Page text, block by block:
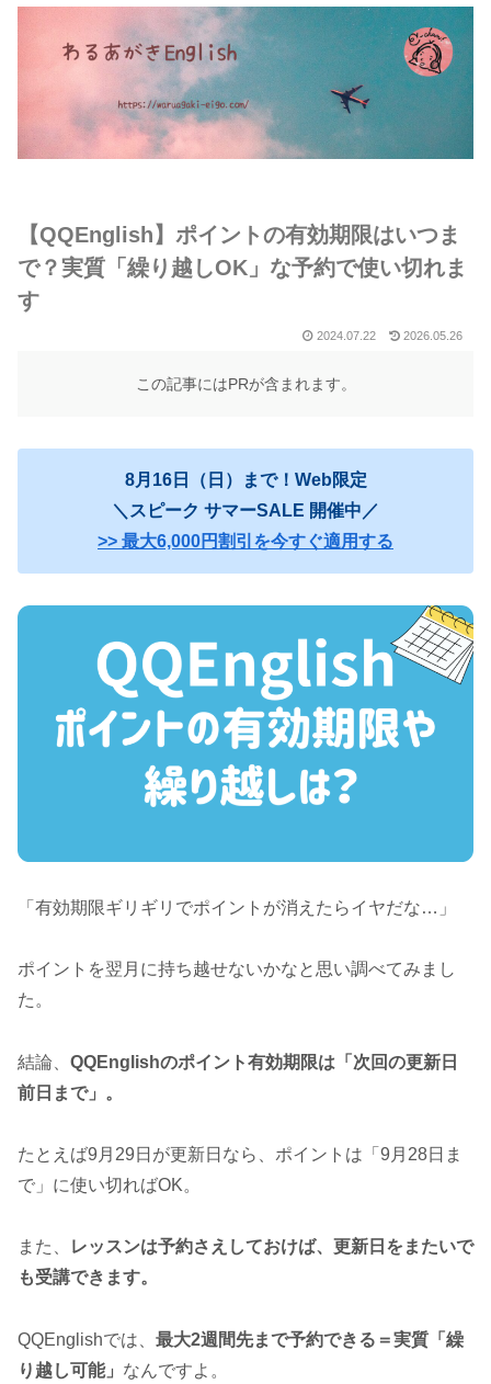
【QQEnglish】ポイントの有効期限はいつま
で？実質「繰り越しOK」な予約で使い切れま
す
2024.07.22 2026.05.26
この記事にはPRが含まれます。
8月16日（日）まで！Web限定
＼スピーク サマーSALE 開催中／
>> 最大6,000円割引を今すぐ適用する
「有効期限ギリギリでポイントが消えたらイヤだな…」
ポイントを翌月に持ち越せないかなと思い調べてみまし
た。
結論、 QQEnglishのポイント有効期限は「次回の更新日
前日まで」。
たとえば9月29日が更新日なら、ポイントは「9月28日ま
で」に使い切ればOK。
また、
レッスンは予約さえしておけば、更新日をまたいで
も受講できます。
QQEnglishでは、 最大2週間先まで予約できる＝実質「繰
り越し可能」 なんですよ。